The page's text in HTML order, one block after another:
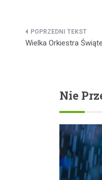
Nawigacja
Wielka Orkiestra
Nie